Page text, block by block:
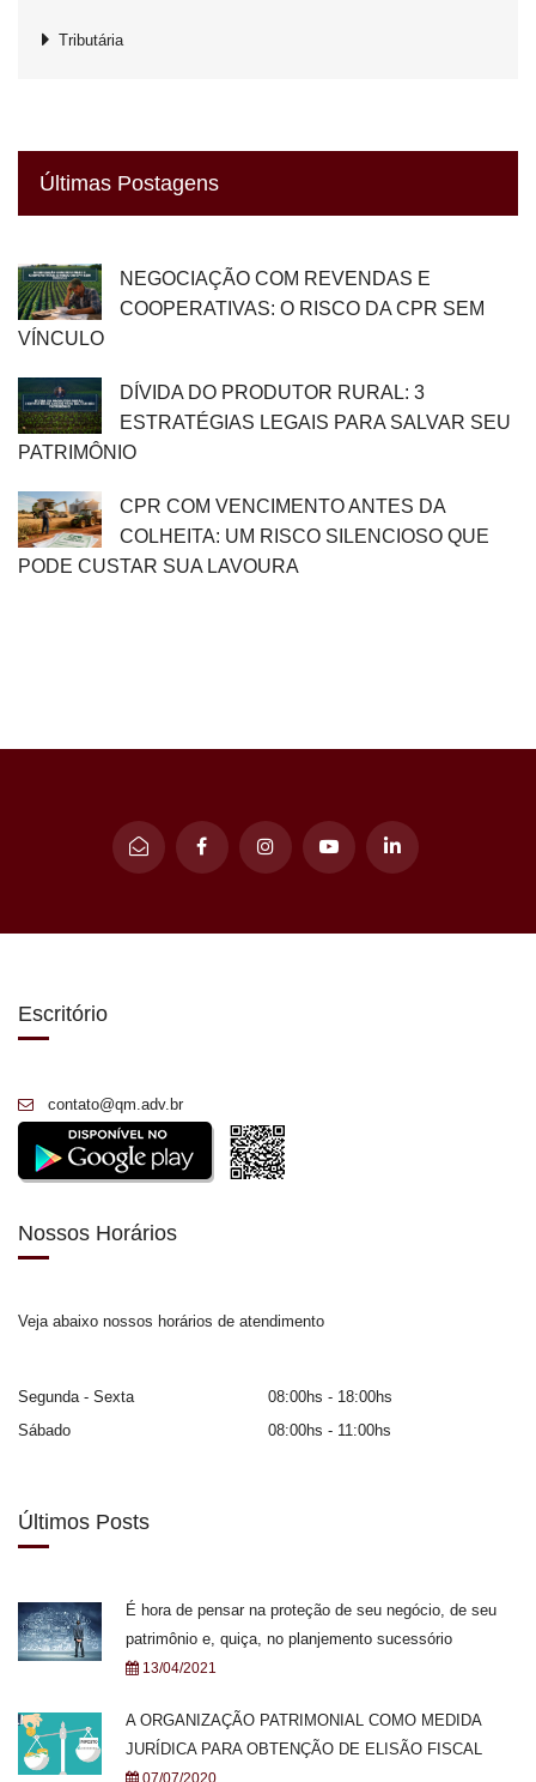
Tributária
Últimas Postagens
NEGOCIAÇÃO COM REVENDAS E
COOPERATIVAS: O RISCO DA CPR SEM
VÍNCULO
DÍVIDA DO PRODUTOR RURAL: 3
ESTRATÉGIAS LEGAIS PARA SALVAR SEU
PATRIMÔNIO
CPR COM VENCIMENTO ANTES DA
COLHEITA: UM RISCO SILENCIOSO QUE
PODE CUSTAR SUA LAVOURA
Escritório
contato@qm.adv.br
Nossos Horários
Veja abaixo nossos horários de atendimento
Segunda - Sexta
08:00hs - 18:00hs
Sábado
08:00hs - 11:00hs
Últimos Posts
É hora de pensar na proteção de seu negócio, de seu
patrimônio e, quiça, no planjemento sucessório
13/04/2021
A ORGANIZAÇÃO PATRIMONIAL COMO MEDIDA
JURÍDICA PARA OBTENÇÃO DE ELISÃO FISCAL
07/07/2020